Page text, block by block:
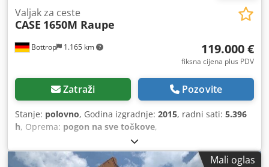
Bottrop 1.165 km
Valjak za ceste
CASE 1650M Raupe
119.000 €
fiksna cijena plus PDV
Zatraži Pozovite
Stanje: polovno, Godina izgradnje: 2015, radni sati: 5.396
h, Oprema: pogon na sve točkove,
Mali oglas